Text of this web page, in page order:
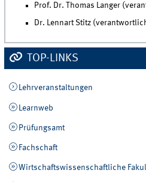
Prof. Dr. Thomas Langer
Dr. Lennart Stitz
TOP-LINKS
Lehrveranstaltungen
Learnweb
Prüfungsamt
Fachschaft
Wirtschaftswissenschaftliche